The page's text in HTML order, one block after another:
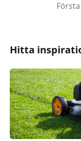
Första
Hitta